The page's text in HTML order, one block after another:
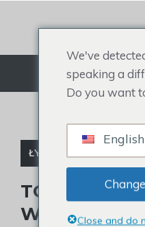
Menu
ŁYSE CELEBRYTKI
TOM CRUISE
WŁOSY I CZY
We've
speaking a
Do you want
English
Close and do